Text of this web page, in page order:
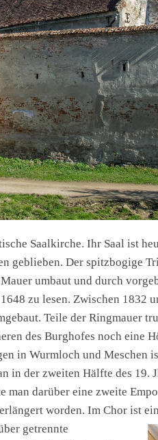
Saalkirche. Ihr Saal ist
geblieben. Der spitzbogige
umbaut und durch
zu lesen. Zwischen 1832
Teile der Ringmauer
des Burghofes noch eine
in Wurmloch und Meschen
in der zweiten Hälfte des 19.
darüber eine zweite
worden. Im Chor ist
getrennte